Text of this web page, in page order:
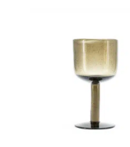
t
e
d
l